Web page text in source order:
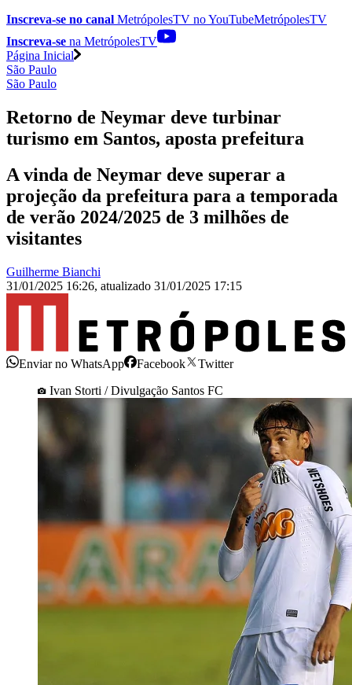
Inscreva-se no canal MetrópolesTV noYouTubeMetrópolesTV
Inscreva-se na MetrópolesTV
Página Inicial
São Paulo
São Paulo
Retorno de Neymar deve turbinar
turismo em Santos, aposta prefeitura
A vinda de Neymar deve superar a
projeção da prefeitura para a temporada
de verão 2024/2025 de 3 milhões de
visitantes
Guilherme Bianchi
31/01/2025 16:26, atualizado 31/01/2025 17:15
Enviar no WhatsApp Facebook
Twitter
Ivan Storti / Divulgação Santos FC